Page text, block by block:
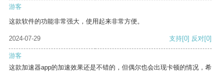
游客
这款软件的功能非常强大，使用起来非常方便。
2024-07-29 支持[0] 反对[0]
游客
这款加速器app的加速效果还是不错的，但偶尔也会出现卡顿的情况，希